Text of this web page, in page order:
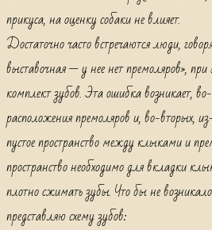
прикуса, на оценку собаки не влияет.
Достаточно часто встречаются люди,
выставочная — у нее нет премоляров»,
комплект зубов. Эта ошибка возникает,
расположения премоляров и, во-вторых,
пустое пространство между клыками и
пространство необходимо для вкладки
плотно сжимать зубы. Что бы не
представляю схему зубов: